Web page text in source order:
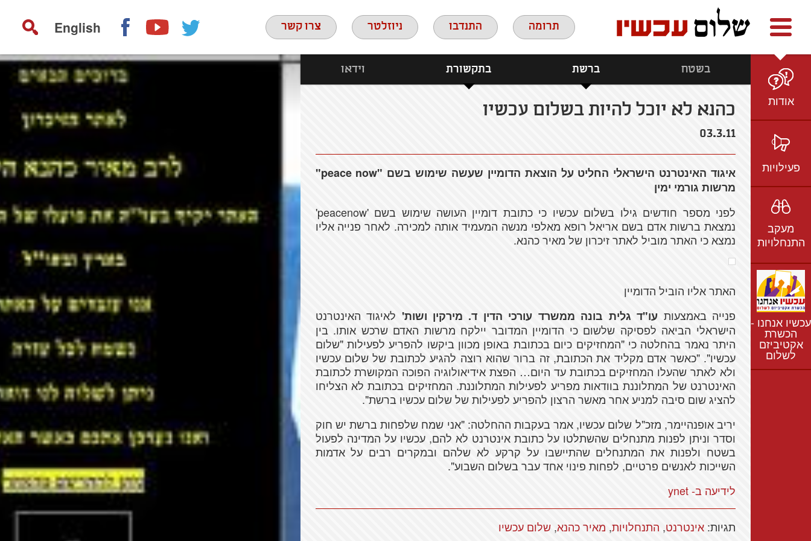
תרומה התנדבו ניוזלטר צרו קשר English Facebookyoutube twitter
אודות
הצוות
חזון ועמדות
אמיל גרינצווייג
שקיפות
פעילויות
ברשת
בתקשורת
וידאו
מעקב
התנחלויות
נתונים
חדשות
נושאים
רשימת התנחלויות
מפת התנחלויות
עכשיו אנחנו -
הכשרת
אקטיביזם
לשלום
בשטח ברשת בתקשורת וידאו
כהנא לא יוכל להיות בשלום עכשיו
03.3.11
איגוד האינטרנט הישראלי החליט על הוצאת הדומיין שעשה שימוש בשם "peace now"
מרשות גורמי ימין
לפני מספר חודשים גילו בשלום עכשיו כי כתובת דומיין העושה שימוש בשם 'peacenow'
נמצאת ברשות אדם בשם אריאל רופא מאלפי מנשה המעמיד אותה למכירה. לאחר פנייה אליו
נמצא כי האתר מוביל לאתר זיכרון של מאיר כהנא.
האתר אליו הוביל הדומיין
פנייה באמצעות עו"ד גלית בונה ממשרד עורכי הדין ד. מירקין ושות' לאיגוד האינטרנט
הישראלי הביאה לפסיקה שלשום כי הדומיין המדובר יילקח מרשות האדם שרכש אותו. בין
היתר נאמר בהחלטה כי "המחזיקים כיום בכתובת באופן מכוון ביקשו להפריע לפעילות "שלום
עכשיו". "כאשר אדם מקליד את הכתובת, זה ברור שהוא רוצה להגיע לכתובת של שלום עכשיו
ולא לאתר שהעלו המחזיקים בכתובת עד היום… הפצת אידיאולוגיה הפוכה המקושרת לכתובת
האינטרנט של המתלוננת בוודאות מפריע לפעילות המתלוננת. המחזיקים בכתובת לא הצליחו
להציג שום סיבה למניע אחר מאשר הרצון להפריע לפעילות של שלום עכשיו ברשת".
יריב אופנהיימר, מזכ"ל שלום עכשיו, אמר בעקבות ההחלטה: "אני שמח שלפחות ברשת יש חוק
וסדר וניתן לפנות מתנחלים שהשתלטו על כתובת אינטרנט לא להם, עכשיו על המדינה לפעול
בשטח ולפנות את המתנחלים שהתיישבו על קרקע לא שלהם ובמקרים רבים על אדמות
השייכות לאנשים פרטיים, לפחות פינוי אחד עבר בשלום השבוע".
לידיעה ב- ynet
תגיות: אינטרנט, התנחלויות, מאיר כהנא, שלום עכשיו